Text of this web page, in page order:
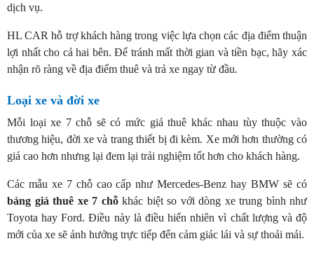
dịch vụ.
HL CAR hỗ trợ khách hàng trong việc lựa chọn các địa điểm thuận
lợi nhất cho cả hai bên. Để tránh mất thời gian và tiền bạc, hãy xác
nhận rõ ràng về địa điểm thuê và trả xe ngay từ đầu.
Loại xe và đời xe
Mỗi loại xe 7 chỗ sẽ có mức giá thuê khác nhau tùy thuộc vào
thương hiệu, đời xe và trang thiết bị đi kèm. Xe mới hơn thường có
giá cao hơn nhưng lại đem lại trải nghiệm tốt hơn cho khách hàng.
Các mẫu xe 7 chỗ cao cấp như Mercedes-Benz hay BMW sẽ có
bảng giá thuê xe 7 chỗkhác biệt so với dòng xe trung bình như
Toyota hay Ford. Điều này là điều hiển nhiên vì chất lượng và độ
mới của xe sẽ ảnh hưởng trực tiếp đến cảm giác lái và sự thoải mái.